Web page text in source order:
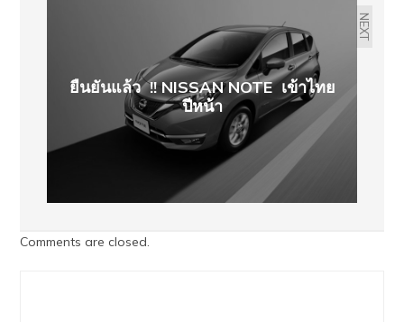
NEXT
ยืนยันแล้ว !! NISSAN NOTE เข้าไทย
ปีหน้า
Comments are closed.